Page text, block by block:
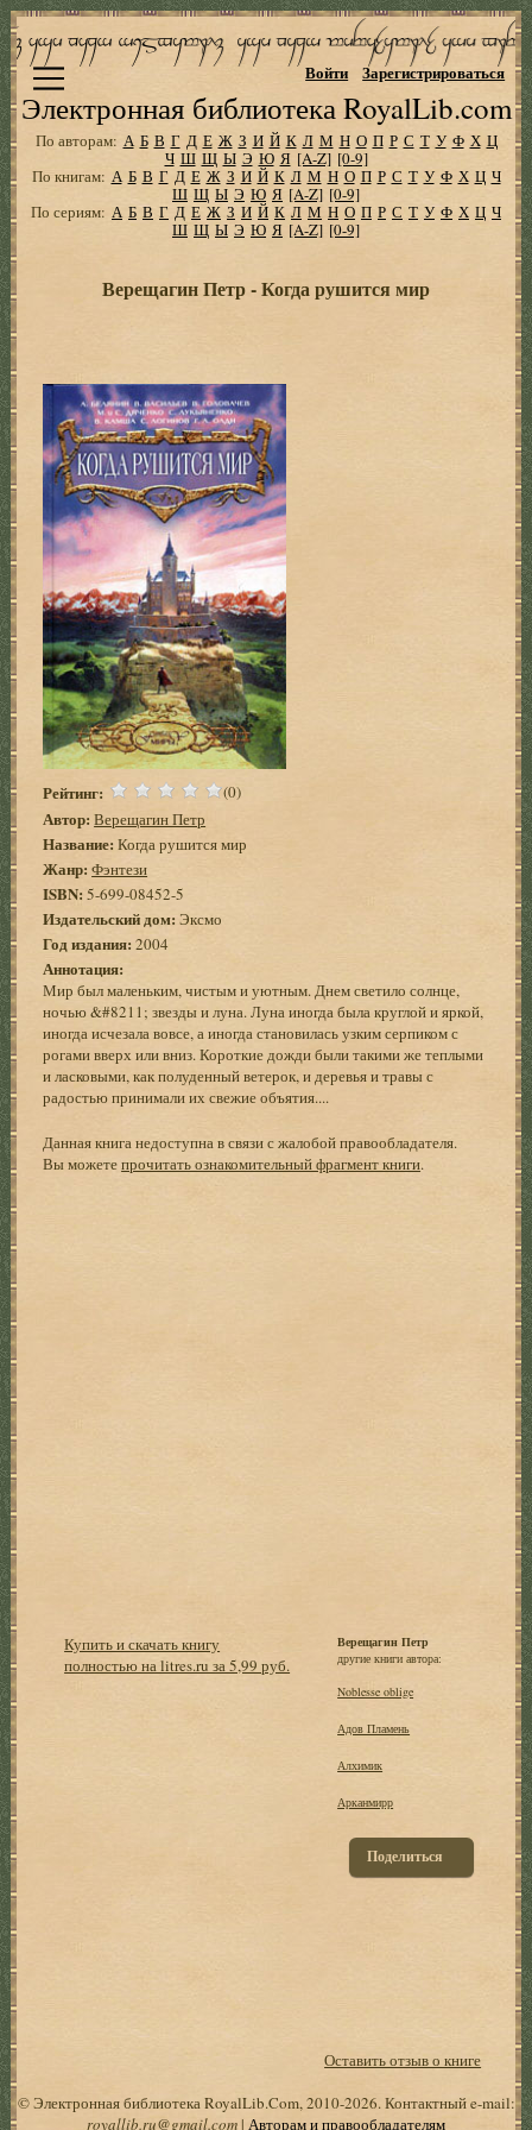
Электронная библиотека RoyalLib.com
Войти Зарегистрироваться
По авторам: А Б В Г Д Е Ж З И Й К Л М Н О П Р С Т У Ф Х Ц
Ч Ш Щ Ы Э Ю Я [A-Z] [0-9]
По книгам: А Б В Г Д Е Ж З И Й К Л М Н О П Р С Т У Ф Х Ц Ч
Ш Щ Ы Э Ю Я [A-Z] [0-9]
По сериям: А Б В Г Д Е Ж З И Й К Л М Н О П Р С Т У Ф Х Ц Ч
Ш Щ Ы Э Ю Я [A-Z] [0-9]
Верещагин Петр - Когда рушится мир
Рейтинг: (0)
Автор: Верещагин Петр
Название: Когда рушится мир
Жанр: Фэнтези
ISBN: 5-699-08452-5
Издательский дом: Эксмо
Год издания:2004
Аннотация:
Мир был маленьким, чистым и уютным. Днем светило солнце,
ночью &#8211; звезды и луна. Луна иногда была круглой и яркой,
иногда исчезала вовсе, а иногда становилась узким серпиком с
рогами вверх или вниз. Короткие дожди были такими же теплыми
и ласковыми, как полуденный ветерок, и деревья и травы с
радостью принимали их свежие объятия....
Данная книга недоступна в связи с жалобой правообладателя.
Вы можетепрочитать ознакомительный фрагмент книги.
Купить и скачать книгу
полностью на litres.ru за 5,99 руб.
Верещагин Петр
другие книги автора:
Noblesse oblige
Адов Пламень
Алхимик
Арканмирр
Поделиться
Оставить отзыв о книге
© Электронная библиотека RoyalLib.Com, 2010-2026. Контактный e-mail:
royallib.ru@gmail.com | Авторам и правообладателям